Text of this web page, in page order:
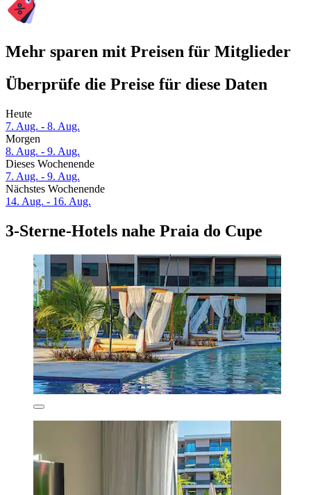
Mehr sparen mit Preisen für Mitglieder
Überprüfe die Preise für diese Daten
Heute
7. Aug. - 8. Aug.
Morgen
8. Aug. - 9. Aug.
Dieses Wochenende
7. Aug. - 9. Aug.
Nächstes Wochenende
14. Aug. - 16. Aug.
3-Sterne-Hotels nahe Praia do Cupe